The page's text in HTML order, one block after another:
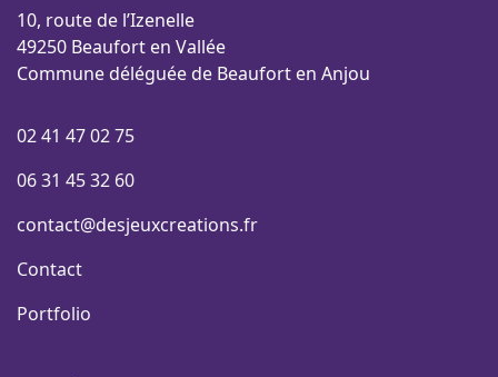
10, route de l’Izenelle
49250 Beaufort en Vallée
Commune déléguée de Beaufort en Anjou
02 41 47 02 75
06 31 45 32 60
contact@desjeuxcreations.fr
Contact
Portfolio